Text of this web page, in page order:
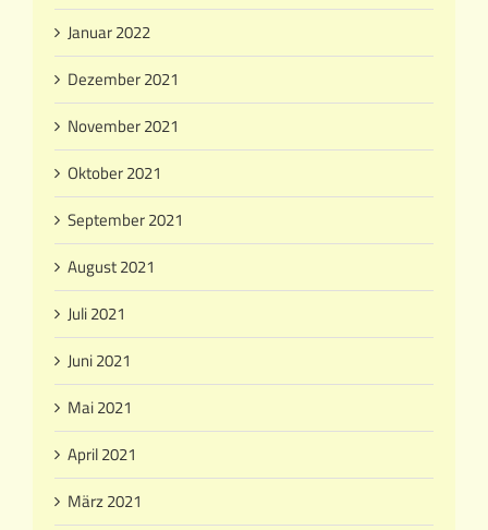
Januar 2022
Dezember 2021
November 2021
Oktober 2021
September 2021
August 2021
Juli 2021
Juni 2021
Mai 2021
April 2021
März 2021